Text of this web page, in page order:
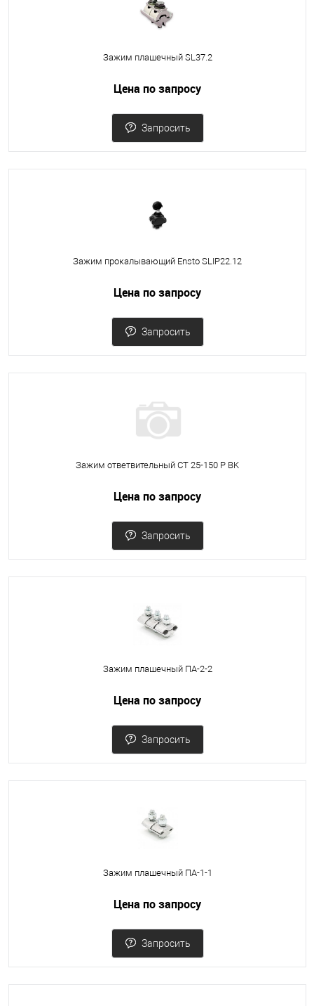
Зажим плашечный SL37.2
Цена по запросу
Запросить
Зажим прокалывающий Ensto SLIP22.12
Цена по запросу
Запросить
Зажим ответвительный CT 25-150 P BK
Цена по запросу
Запросить
Зажим плашечный ПА-2-2
Цена по запросу
Запросить
Зажим плашечный ПА-1-1
Цена по запросу
Запросить